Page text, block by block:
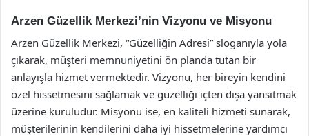
Arzen Güzellik Merkezi’nin Vizyonu ve Misyonu
Arzen Güzellik Merkezi, “Güzelliğin Adresi” sloganıyla yola
çıkarak, müşteri memnuniyetini ön planda tutan bir
anlayışla hizmet vermektedir. Vizyonu, her bireyin kendini
özel hissetmesini sağlamak ve güzelliği içten dışa yansıtmak
üzerine kuruludur. Misyonu ise, en kaliteli hizmeti sunarak,
müşterilerinin kendilerini daha iyi hissetmelerine yardımcı